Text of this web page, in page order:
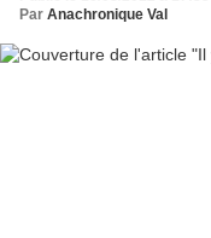
Par Anachronique Val